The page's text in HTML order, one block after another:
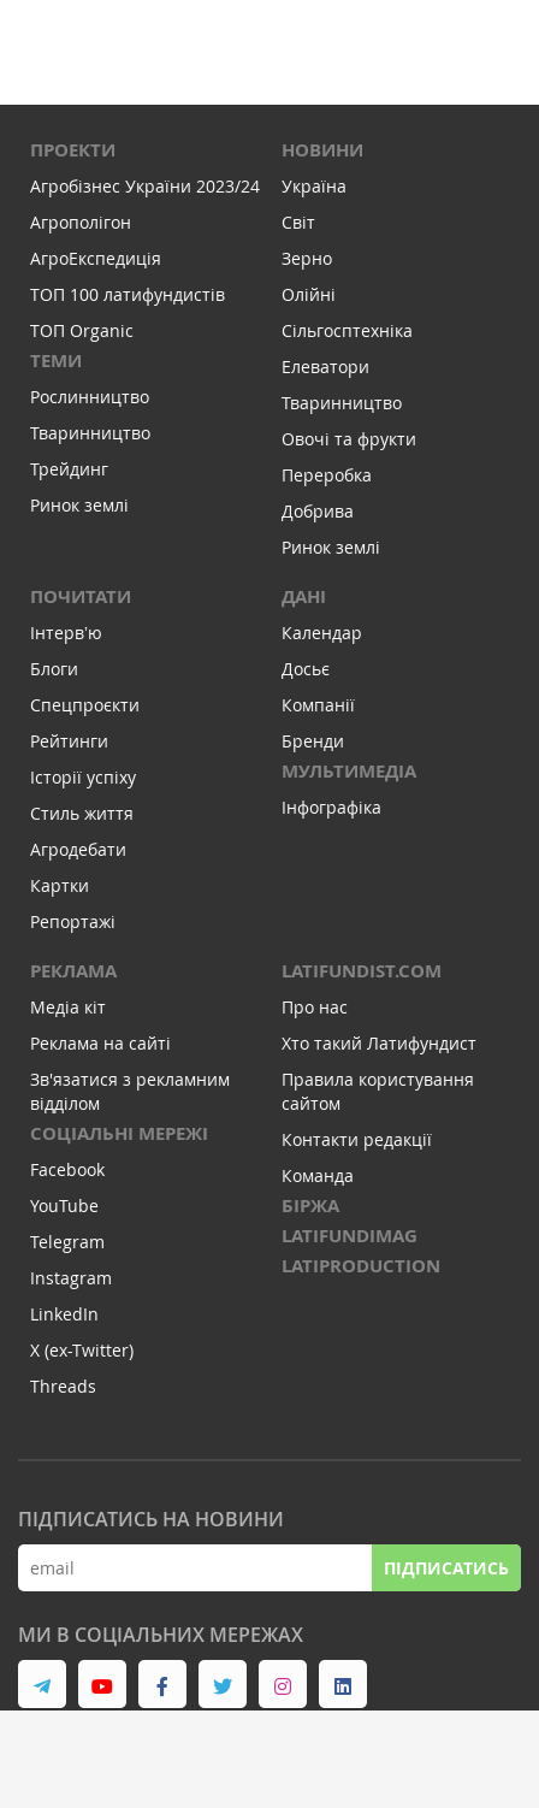
ПРОЕКТИ
Агробізнес України 2023/24
Агрополігон
АгроЕкспедиція
ТОП 100 латифундистів
ТОП Organic
ТЕМИ
Рослинництво
Тваринництво
Трейдинг
Ринок землі
НОВИНИ
Україна
Світ
Зерно
Олійні
Сільгосптехніка
Елеватори
Тваринництво
Овочі та фрукти
Переробка
Добрива
Ринок землі
ПОЧИТАТИ
Інтервʼю
Блоги
Спецпроєкти
Рейтинги
Історії успіху
Стиль життя
Агродебати
Картки
Репортажі
ДАНІ
Календар
Досьє
Компанії
Бренди
МУЛЬТИМЕДІА
Інфографіка
РЕКЛАМА
Медіа кіт
Реклама на сайті
Зв'язатися з рекламним
відділом
СОЦІАЛЬНІ МЕРЕЖІ
Facebook
YouTube
Telegram
Instagram
LinkedIn
X (ex-Twitter)
Threads
LATIFUNDIST.COM
Про нас
Хто такий Латифундист
Правила користування
сайтом
Контакти редакції
Команда
БІРЖА
LATIFUNDIMAG
LATIPRODUCTION
ПІДПИСАТИСЬ НА НОВИНИ
ПІДПИСАТИСЬ
МИ В СОЦІАЛЬНИХ МЕРЕЖАХ